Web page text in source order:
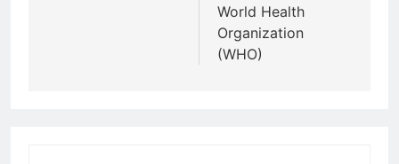
World Health
Organization
(WHO)